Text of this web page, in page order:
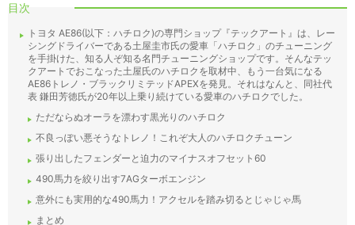
目次
トヨタ AE86(以下：ハチロク)の専門ショップ『テックアート』は、レー
シングドライバーである土屋圭市氏の愛車「ハチロク」のチューニング
を手掛けた、知る人ぞ知る名門チューニングショップです。そんなテッ
クアートでおこなった土屋氏のハチロクを取材中、もう一台気になる
AE86トレノ・ブラックリミテッドAPEXを発見。それはなんと、同社代
表 鎌田芳徳氏が20年以上乗り続けている愛車のハチロクでした。
ただならぬオーラを漂わす黒光りのハチロク
不良っぽい悪そうなトレノ！これぞ大人のハチロクチューン
張り出したフェンダーと迫力のマイナスオフセット60
490馬力を絞り出す7AGターボエンジン
意外にも実用的な490馬力！アクセルを踏み切るとじゃじゃ馬
まとめ